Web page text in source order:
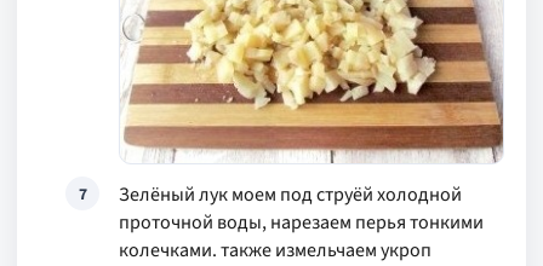
7
Зелёный лук моем под струёй холодной
проточной воды, нарезаем перья тонкими
колечками. также измельчаем укроп